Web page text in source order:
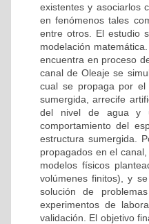
existentes y asociarlos
en fenómenos tales
entre otros. El estudio
modelación
encuentra en proceso
canal de Oleaje se
cual se propaga por el
sumergida, arrecife
del nivel de agua y
comportamiento del
estructura sumergida.
propagados en el
modelos físicos
volúmenes finitos), y
solución de
experimentos de
validación. El objetivo